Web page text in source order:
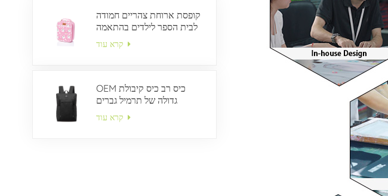
קופסת ארוחת צהריים חמודה
לבית הספר לילדים בהתאמה
OEM כיס רב כיס קיבולת
גדולה של תרמיל גברים